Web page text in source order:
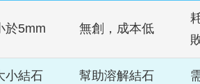
於5mm 無創，成本低
小結石 幫助溶解結石